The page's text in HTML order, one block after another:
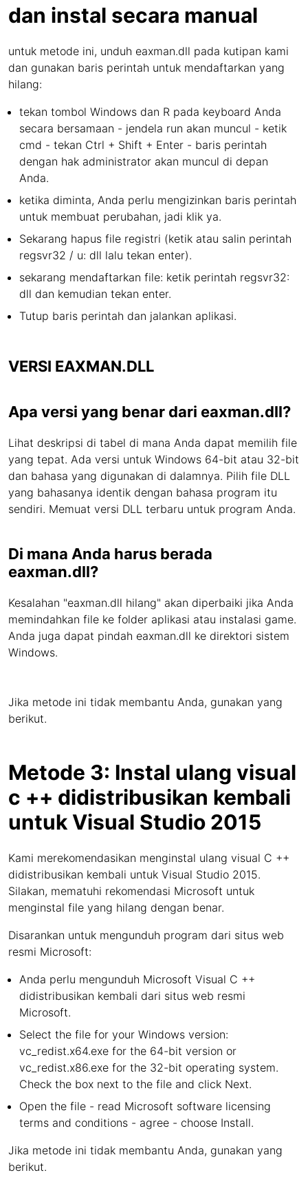
dan instal secara manual
untuk metode ini, unduh eaxman.dll pada kutipan kami
dan gunakan baris perintah untuk mendaftarkan yang
hilang:
tekan tombol Windows dan R pada keyboard Anda
secara bersamaan - jendela run akan muncul - ketik
cmd - tekan Ctrl + Shift + Enter - baris perintah
dengan hak administrator akan muncul di depan
Anda.
ketika diminta, Anda perlu mengizinkan baris perintah
untuk membuat perubahan, jadi klik ya.
Sekarang hapus file registri (ketik atau salin perintah
regsvr32 / u: dll lalu tekan enter).
sekarang mendaftarkan file: ketik perintah regsvr32:
dll dan kemudian tekan enter.
Tutup baris perintah dan jalankan aplikasi.
VERSI EAXMAN.DLL
Apa versi yang benar dari eaxman.dll?
Lihat deskripsi di tabel di mana Anda dapat memilih file
yang tepat. Ada versi untuk Windows 64-bit atau 32-bit
dan bahasa yang digunakan di dalamnya. Pilih file DLL
yang bahasanya identik dengan bahasa program itu
sendiri. Memuat versi DLL terbaru untuk program Anda.
Di mana Anda harus berada
eaxman.dll?
Kesalahan "eaxman.dll hilang" akan diperbaiki jika Anda
memindahkan file ke folder aplikasi atau instalasi game.
Anda juga dapat pindah eaxman.dll ke direktori sistem
Windows.
Jika metode ini tidak membantu Anda, gunakan yang
berikut.
Metode 3: Instal ulang visual
c ++ didistribusikan kembali
untuk Visual Studio 2015
Kami merekomendasikan menginstal ulang visual C ++
didistribusikan kembali untuk Visual Studio 2015.
Silakan, mematuhi rekomendasi Microsoft untuk
menginstal file yang hilang dengan benar.
Disarankan untuk mengunduh program dari situs web
resmi Microsoft:
Anda perlu mengunduh Microsoft Visual C ++
didistribusikan kembali dari situs web resmi
Microsoft.
Select the file for your Windows version:
vc_redist.x64.exe for the 64-bit version or
vc_redist.x86.exe for the 32-bit operating system.
Check the box next to the file and click Next.
Open the file - read Microsoft software licensing
terms and conditions - agree - choose Install.
Jika metode ini tidak membantu Anda, gunakan yang
berikut.